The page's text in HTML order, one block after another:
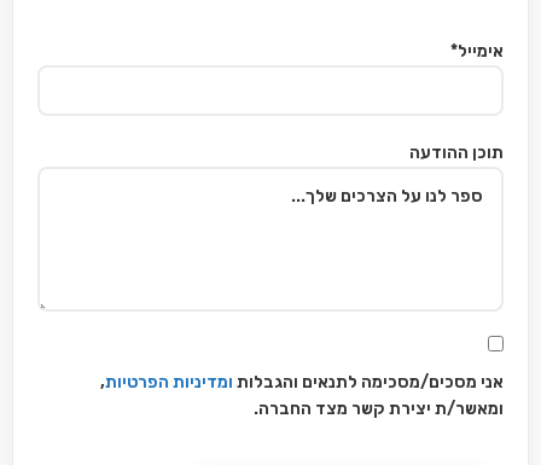
אימייל*
תוכן ההודעה
אני מסכים/מסכימה לתנאים והגבלות ומדיניות הפרטיות,
ומאשר/ת יצירת קשר מצד החברה.